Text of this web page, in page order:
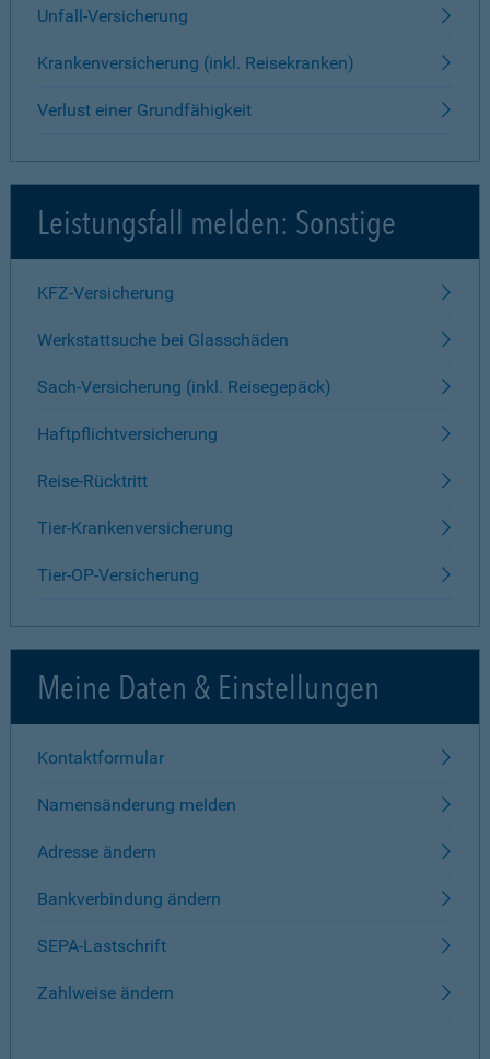
Unfall-Versicherung
Krankenversicherung (inkl. Reisekranken)
Verlust einer Grundfähigkeit
Leistungsfall melden: Sonstige
KFZ-Versicherung
Werkstattsuche bei Glasschäden
Sach-Versicherung (inkl. Reisegepäck)
Haftpflichtversicherung
Reise-Rücktritt
Tier-Krankenversicherung
Tier-OP-Versicherung
Meine Daten & Einstellungen
Kontaktformular
Namensänderung melden
Adresse ändern
Bankverbindung ändern
SEPA-Lastschrift
Zahlweise ändern